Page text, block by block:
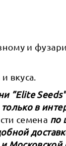
и
вкуса.
”Elite
в
семена по